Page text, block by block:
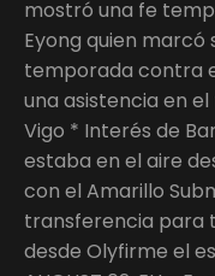
mostró una fe
Eyong quien
temporada contra
una asistencia en
Vigo * Interés de
estaba en el aire
con el Amarillo
transferencia para
desde Olyfirme el